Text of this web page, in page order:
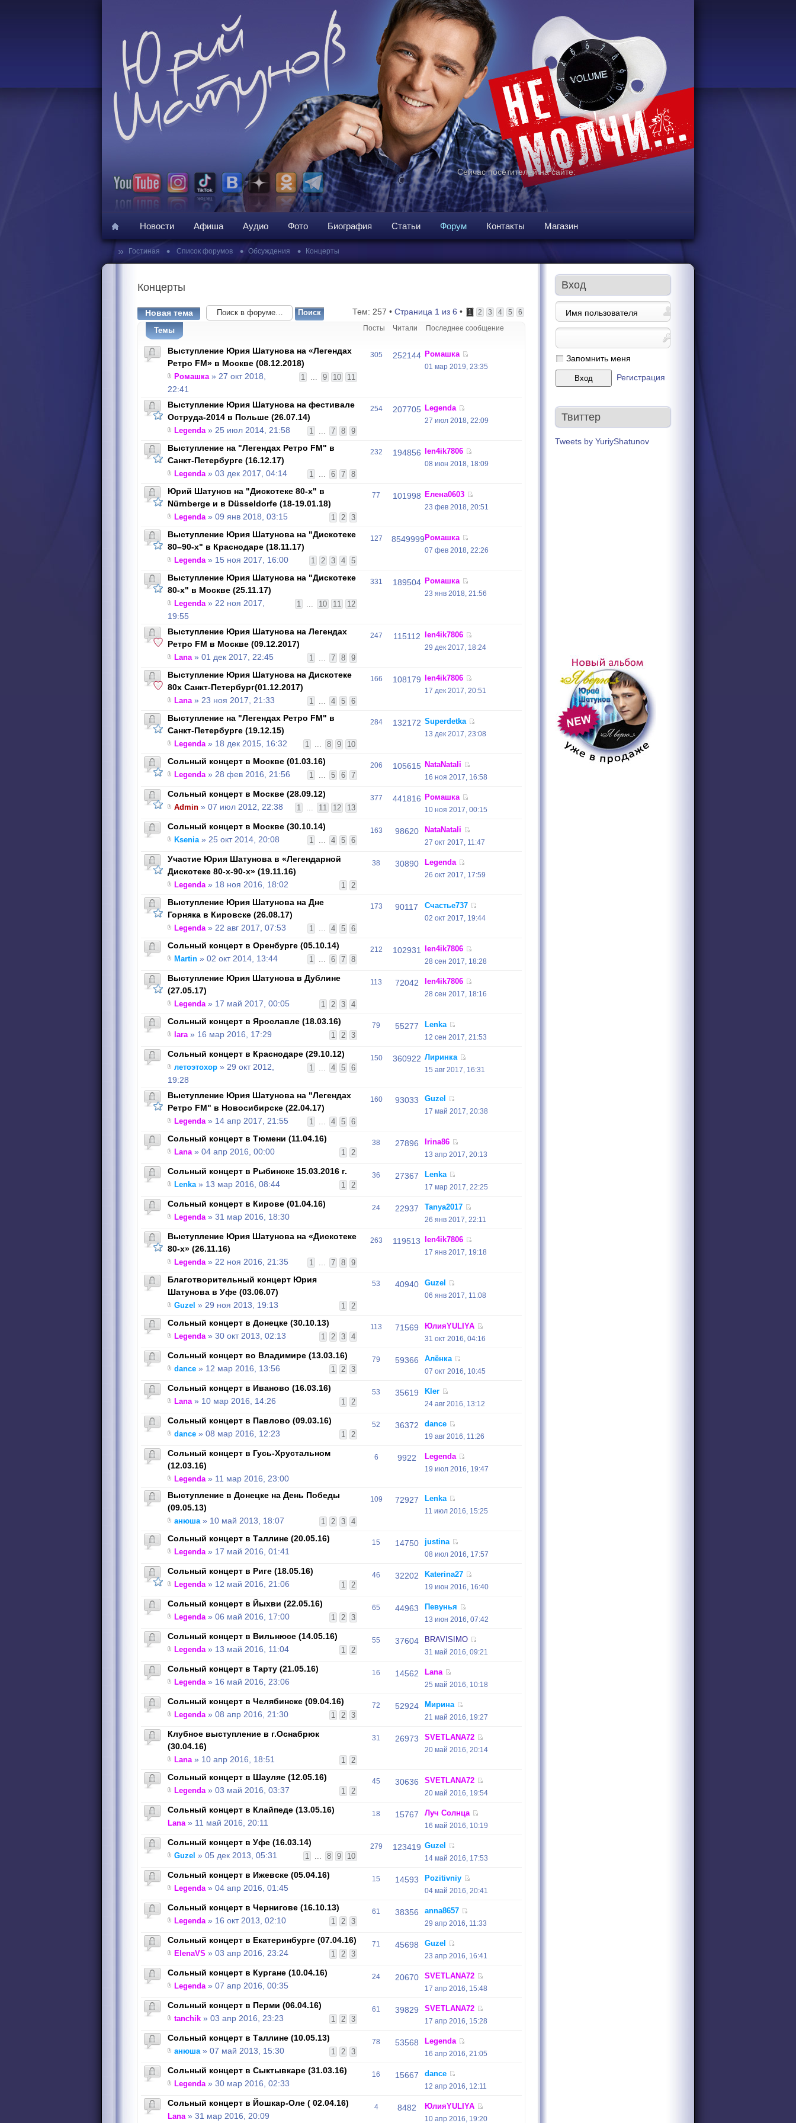
Сейчас посетителей на сайте:
Новости Афиша Аудио Фото Биография Статьи Форум Контакты Магазин
» Гостиная • Список форумов • Обсуждения • Концерты
Концерты
Новая тема Тем: 257 • Страница 1 из 6 • 1 2 3 4 5 6
Темы Посты Читали Последнее сообщение
Выступление Юрия Шатунова на «Легендах
Ретро FM» в Москве (08.12.2018)
1 ... 9 10 11
Ромашка» 27 окт 2018,
22:41
305 252144 Ромашка
01 мар 2019, 23:35
Выступление Юрия Шатунова на фестивале
Оструда-2014 в Польше (26.07.14)
1 ... 7 8 9
Legenda» 25 июл 2014, 21:58
254 207705 Legenda
27 июл 2018, 22:09
Выступление на "Легендах Ретро FM" в
Санкт-Петербурге (16.12.17)
1 ... 6 7 8
Legenda» 03 дек 2017, 04:14
232 194856 len4ik7806
08 июн 2018, 18:09
Юрий Шатунов на "Дискотеке 80-х" в
Nürnbergе и в Düsseldorfе (18-19.01.18)
1 2 3
Legenda» 09 янв 2018, 03:15
77 101998 Елена0603
23 фев 2018, 20:51
Выступление Юрия Шатунова на "Дискотеке
80–90-х" в Краснодаре (18.11.17)
1 2 3 4 5
Legenda» 15 ноя 2017, 16:00
127 8549999 Ромашка
07 фев 2018, 22:26
Выступление Юрия Шатунова на "Дискотеке
80-х" в Москве (25.11.17)
1 ... 10 11 12
Legenda» 22 ноя 2017,
19:55
331 189504 Ромашка
23 янв 2018, 21:56
Выступление Юрия Шатунова на Легендах
Ретро FM в Москве (09.12.2017)
1 ... 7 8 9
Lana» 01 дек 2017, 22:45
247 115112 len4ik7806
29 дек 2017, 18:24
Выступление Юрия Шатунова на Дискотеке
80х Санкт-Петербург(01.12.2017)
1 ... 4 5 6
Lana» 23 ноя 2017, 21:33
166 108179 len4ik7806
17 дек 2017, 20:51
Выступление на "Легендах Ретро FM" в
Санкт-Петербурге (19.12.15)
1 ... 8 9 10
Legenda» 18 дек 2015, 16:32
284 132172 Superdetka
13 дек 2017, 23:08
Сольный концерт в Москве (01.03.16)
1 ... 5 6 7
Legenda» 28 фев 2016, 21:56
206 105615 NataNatali
16 ноя 2017, 16:58
Сольный концерт в Москве (28.09.12)
1 ... 11 12 13
Admin » 07 июл 2012, 22:38
377 441816 Ромашка
10 ноя 2017, 00:15
Сольный концерт в Москве (30.10.14)
1 ... 4 5 6
Ksenia» 25 окт 2014, 20:08
163 98620 NataNatali
27 окт 2017, 11:47
Участие Юрия Шатунова в «Легендарной
Дискотеке 80-х-90-х» (19.11.16)
1 2
Legenda» 18 ноя 2016, 18:02
38 30890 Legenda
26 окт 2017, 17:59
Выступление Юрия Шатунова на Дне
Горняка в Кировске (26.08.17)
1 ... 4 5 6
Legenda» 22 авг 2017, 07:53
173 90117 Счастье737
02 окт 2017, 19:44
Сольный концерт в Оренбурге (05.10.14)
1 ... 6 7 8
Martin » 02 окт 2014, 13:44
212 102931 len4ik7806
28 сен 2017, 18:28
Выступление Юрия Шатунова в Дублине
(27.05.17)
1 2 3 4
Legenda» 17 май 2017, 00:05
113 72042 len4ik7806
28 сен 2017, 18:16
Сольный концерт в Ярославле (18.03.16)
1 2 3
lara» 16 мар 2016, 17:29
79 55277 Lenka
12 сен 2017, 21:53
Cольный концерт в Краснодаре (29.10.12)
1 ... 4 5 6
летоэтохор » 29 окт 2012,
19:28
150 360922 Лиринка
15 авг 2017, 16:31
Выступление Юрия Шатунова на "Легендах
Ретро FM" в Новосибирске (22.04.17)
1 ... 4 5 6
Legenda» 14 апр 2017, 21:55
160 93033 Guzel
17 май 2017, 20:38
Сольный концерт в Тюмени (11.04.16)
1 2
Lana» 04 апр 2016, 00:00
38 27896 Irina86
13 апр 2017, 20:13
Сольный концерт в Рыбинске 15.03.2016 г.
1 2
Lenka» 13 мар 2016, 08:44
36 27367 Lenka
17 мар 2017, 22:25
Сольный концерт в Кирове (01.04.16)
Legenda» 31 мар 2016, 18:30
24 22937 Tanya2017
26 янв 2017, 22:11
Выступление Юрия Шатунова на «Дискотеке
80-х» (26.11.16)
1 ... 7 8 9
Legenda» 22 ноя 2016, 21:35
263 119513 len4ik7806
17 янв 2017, 19:18
Благотворительный концерт Юрия
Шатунова в Уфе (03.06.07)
1 2
Guzel » 29 ноя 2013, 19:13
53 40940 Guzel
06 янв 2017, 11:08
Сольный концерт в Донецке (30.10.13)
1 2 3 4
Legenda» 30 окт 2013, 02:13
113 71569 ЮлияYULIYA
31 окт 2016, 04:16
Сольный концерт во Владимире (13.03.16)
1 2 3
dance » 12 мар 2016, 13:56
79 59366 Алёнка
07 окт 2016, 10:45
Сольный концерт в Иваново (16.03.16)
1 2
Lana» 10 мар 2016, 14:26
53 35619 Kler
24 авг 2016, 13:12
Сольный концерт в Павлово (09.03.16)
1 2
dance » 08 мар 2016, 12:23
52 36372 dance
19 авг 2016, 11:26
Сольный концерт в Гусь-Хрустальном
(12.03.16)
Legenda» 11 мар 2016, 23:00
6 9922 Legenda
19 июл 2016, 19:47
Выступление в Донецке на День Победы
(09.05.13)
1 2 3 4
анюша» 10 май 2013, 18:07
109 72927 Lenka
11 июл 2016, 15:25
Сольный концерт в Таллине (20.05.16)
Legenda» 17 май 2016, 01:41
15 14750 justina
08 июл 2016, 17:57
Сольный концерт в Риге (18.05.16)
1 2
Legenda» 12 май 2016, 21:06
46 32202 Katerina27
19 июн 2016, 16:40
Сольный концерт в Йыхви (22.05.16)
1 2 3
Legenda» 06 май 2016, 17:00
65 44963 Певунья
13 июн 2016, 07:42
Сольный концерт в Вильнюсе (14.05.16)
1 2
Legenda» 13 май 2016, 11:04
55 37604 BRAVISIMO
31 май 2016, 09:21
Сольный концерт в Тарту (21.05.16)
Legenda» 16 май 2016, 23:06
16 14562 Lana
25 май 2016, 10:18
Сольный концерт в Челябинске (09.04.16)
1 2 3
Legenda» 08 апр 2016, 21:30
72 52924 Мирина
21 май 2016, 19:27
Клубное выступление в г.Оснабрюк
(30.04.16)
1 2
Lana» 10 апр 2016, 18:51
31 26973 SVETLANA72
20 май 2016, 20:14
Сольный концерт в Шауляе (12.05.16)
1 2
Legenda» 03 май 2016, 03:37
45 30636 SVETLANA72
20 май 2016, 19:54
Сольный концерт в Клайпеде (13.05.16)
Lana» 11 май 2016, 20:11
18 15767 Луч Солнца
16 май 2016, 10:19
Сольный концерт в Уфе (16.03.14)
1 ... 8 9 10
Guzel » 05 дек 2013, 05:31
279 123419 Guzel
14 май 2016, 17:53
Сольный концерт в Ижевске (05.04.16)
Legenda» 04 апр 2016, 01:45
15 14593 Pozitivniy
04 май 2016, 20:41
Сольный концерт в Чернигове (16.10.13)
1 2 3
Legenda» 16 окт 2013, 02:10
61 38356 anna8657
29 апр 2016, 11:33
Сольный концерт в Екатеринбурге (07.04.16)
1 2 3
ElenaVS » 03 апр 2016, 23:24
71 45698 Guzel
23 апр 2016, 16:41
Сольный концерт в Кургане (10.04.16)
Legenda» 07 апр 2016, 00:35
24 20670 SVETLANA72
17 апр 2016, 15:48
Сольный концерт в Перми (06.04.16)
1 2 3
tanchik » 03 апр 2016, 23:23
61 39829 SVETLANA72
17 апр 2016, 15:28
Сольный концерт в Таллине (10.05.13)
1 2 3
анюша» 07 май 2013, 15:30
78 53568 Legenda
16 апр 2016, 21:05
Сольный концерт в Сыктывкаре (31.03.16)
Legenda» 30 мар 2016, 02:33
16 15667 dance
12 апр 2016, 12:11
Сольный концерт в Йошкар-Оле ( 02.04.16)
Lana» 31 мар 2016, 20:09
4 8482 ЮлияYULIYA
10 апр 2016, 19:20
Вход
Запомнить меня
Регистрация
Твиттер
Tweets by YuriyShatunov